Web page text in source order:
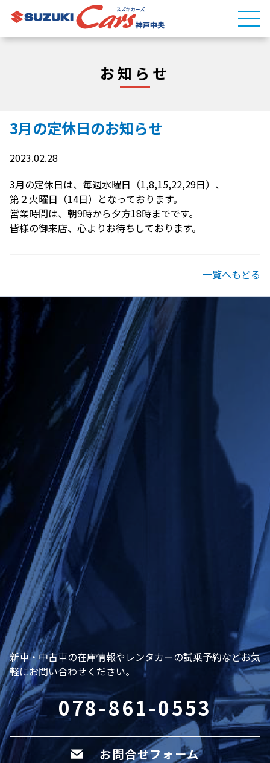
お知らせ
3月の定休日のお知らせ
2023.02.28
3月の定休日は、毎週水曜日（1,8,15,22,29日）、
第２火曜日（14日）となっております。
営業時間は、朝9時から夕方18時までです。
皆様の御来店、心よりお待ちしております。
一覧へもどる
新車・中古車の在庫情報やレンタカーの試乗予約などお気
軽にお問い合わせください。
078-861-0553
お問合せフォーム